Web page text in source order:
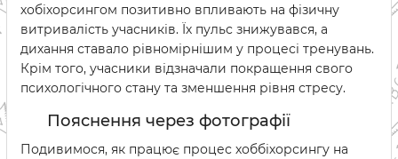
хобіхорсингом позитивно впливають на фізичну
витривалість учасників. Їх пульс знижувався, а
дихання ставало рівномірнішим у процесі тренувань.
Крім того, учасники відзначали покращення свого
психологічного стану та зменшення рівня стресу.
Пояснення через фотографії
Подивимося, як працює процес хоббіхорсингу на